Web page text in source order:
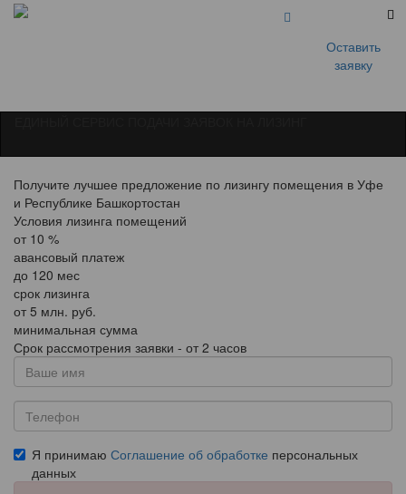
Оставить
заявку
Получите лучшее предложение по лизингу помещения в Уфе
и Республике Башкортостан
Условия лизинга помещений
от 10 %
авансовый платеж
до 120 мес
срок лизинга
от 5 млн. руб.
минимальная сумма
Срок рассмотрения заявки - от 2 часов
Я принимаю Соглашение об обработке персональных
данных